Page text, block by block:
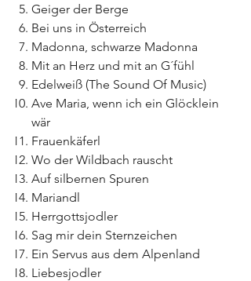
Geiger der Berge
Bei uns in Österreich
Madonna, schwarze Madonna
Mit an Herz und mit an G´fühl
Edelweiß (The Sound Of Music)
Ave Maria, wenn ich ein Glöcklein
wär
Frauenkäferl
Wo der Wildbach rauscht
Auf silbernen Spuren
Mariandl
Herrgottsjodler
Sag mir dein Sternzeichen
Ein Servus aus dem Alpenland
Liebesjodler